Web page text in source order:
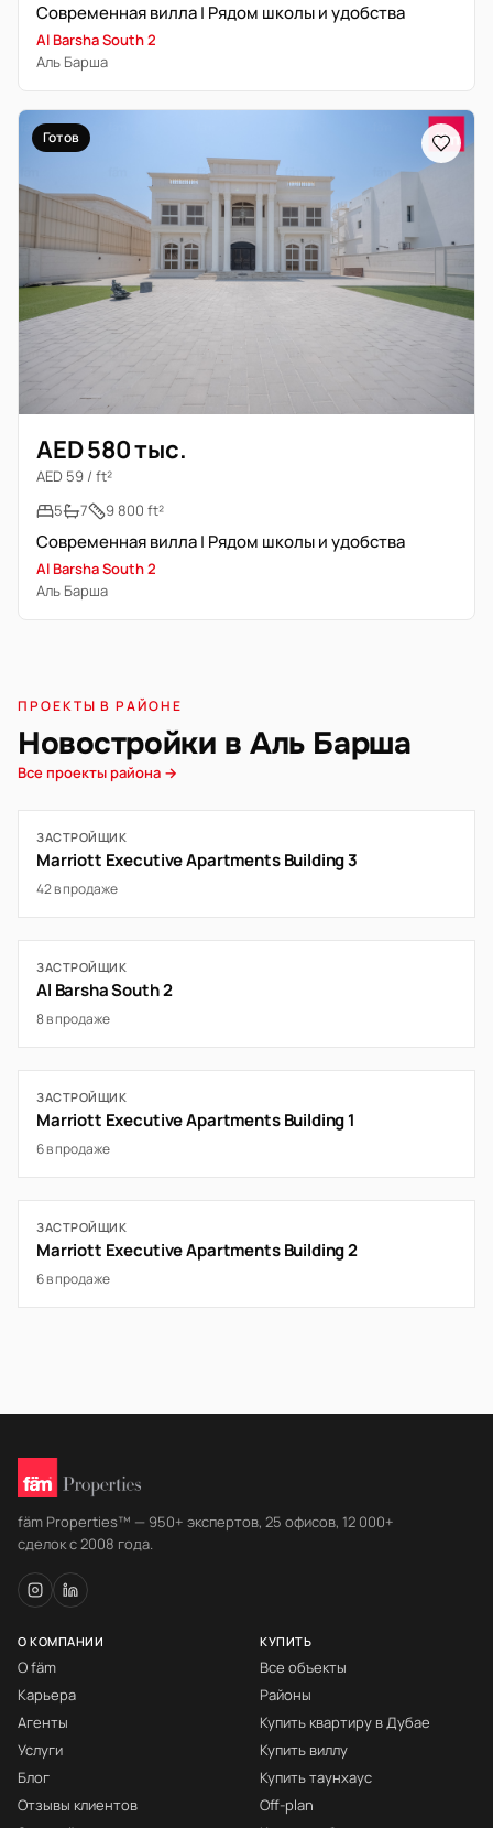
Современная вилла | Рядом школы и удобства
Al Barsha South 2
Аль Барша
Готов
AED 580 тыс.
AED 59 / ft²
5
7 9 800 ft²
Современная вилла | Рядом школы и удобства
Al Barsha South 2
Аль Барша
ПРОЕКТЫ В РАЙОНЕ
Новостройки в Аль Барша
Все проекты района →
ЗАСТРОЙЩИК
Marriott Executive Apartments Building 3
42 в продаже
ЗАСТРОЙЩИК
Al Barsha South 2
8 в продаже
ЗАСТРОЙЩИК
Marriott Executive Apartments Building 1
6 в продаже
ЗАСТРОЙЩИК
Marriott Executive Apartments Building 2
6 в продаже
fäm Properties™ — 950+ экспертов, 25 офисов, 12 000+
сделок с 2008 года.
О КОМПАНИИ
О fäm
Карьера
Агенты
Услуги
Блог
Отзывы клиентов
КУПИТЬ
Все объекты
Районы
Купить квартиру в Дубае
Купить виллу
Купить таунхаус
Off-plan